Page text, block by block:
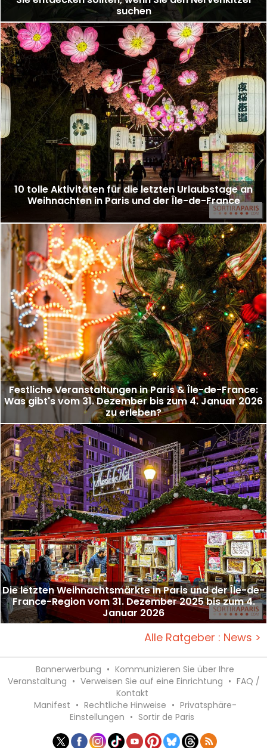
suchen
10 tolle Aktivitäten für die letzten Urlaubstage an
Weihnachten in Paris und der Île-de-France
Festliche Veranstaltungen in Paris & Île-de-France:
Was gibt's vom 31. Dezember bis zum 4. Januar 2026
zu erleben?
Die letzten Weihnachtsmärkte in Paris und der Île-de-
France-Region vom 31. Dezember 2025 bis zum 4.
Januar 2026
Alle Ratgeber : News >
Bannerwerbung • Kommunizieren Sie über Ihre
Veranstaltung • Verweisen Sie auf eine Einrichtung • FAQ /
Kontakt
Manifest • Rechtliche Hinweise • Privatsphäre-
Einstellungen • Sortir de Paris